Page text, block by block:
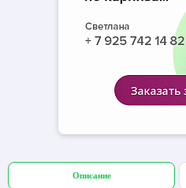
Описание